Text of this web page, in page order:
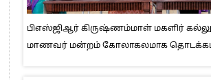
பிஎஸ்ஜிஆர் கிருஷ்ணம்மாள் மகளிர்
மாணவர் மன்றம் கோலாகலமாக